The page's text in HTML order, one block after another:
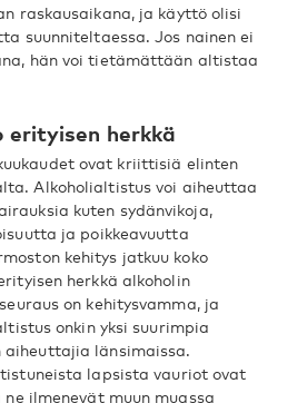
raskausaikana, ja käyttö olisi
suunniteltaessa. Jos nainen ei
hän voi tietämättään altistaa
erityisen herkkä
ovat kriittisiä elinten
Alkoholialtistus voi aiheuttaa
kuten sydänvikoja,
ja poikkeavuutta
kehitys jatkuu koko
herkkä alkoholin
on kehitysvamma, ja
onkin yksi suurimpia
aiheuttajia länsimaissa.
lapsista vauriot ovat
ilmenevät muun muassa